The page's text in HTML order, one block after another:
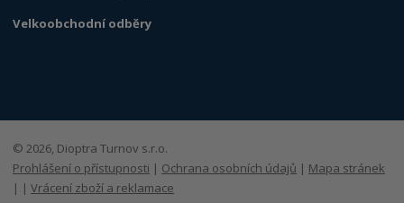
Velkoobchodní odběry
© 2026, Dioptra Turnov s.r.o.
Prohlášení o přístupnosti | Ochrana osobních údajů | Mapa stránek
| |Vrácení zboží a reklamace